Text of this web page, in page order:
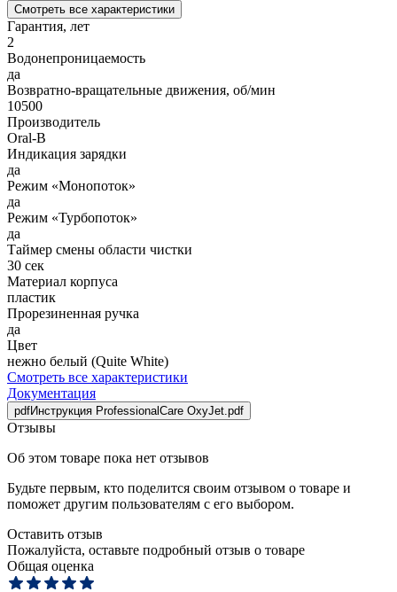
Смотреть все характеристики
Гарантия, лет
2
Водонепроницаемость
да
Возвратно-вращательные движения, об/мин
10500
Производитель
Oral-B
Индикация зарядки
да
Режим «Монопоток»
да
Режим «Турбопоток»
да
Таймер смены области чистки
30 сек
Материал корпуса
пластик
Прорезиненная ручка
да
Цвет
нежно белый (Quite White)
Смотреть все характеристики
Документация
pdfИнструкция ProfessionalCare OxyJet.pdf
Отзывы
Об этом товаре пока нет отзывов
Будьте первым, кто поделится своим отзывом о товаре и
поможет другим пользователям с его выбором.
Оставить отзыв
Пожалуйста, оставьте подробный отзыв о товаре
Общая оценка